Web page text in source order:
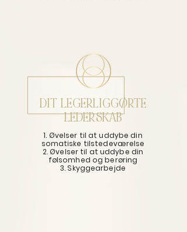
1. Øvelser til at uddybe din
somatiske tilstedeværelse
2. Øvelser til at uddybe din
følsomhed og berøring
3. Skyggearbejde
DIT LEGERLIGGØRTE
LEDERSKAB